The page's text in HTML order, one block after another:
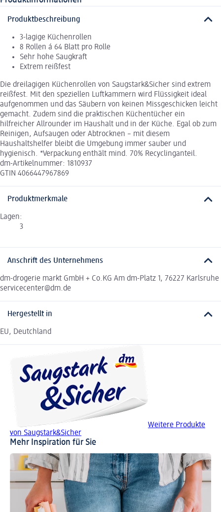
Produktbeschreibung
3-lagige Küchenrollen
8 Rollen á 64 Blatt pro Rolle
Sehr hohe Saugkraft
Extrem reißfest
Die dreilagigen Küchenrollen von Saugstark&Sicher sind extrem
reißfest. Mit den speziellen Luftkammern wird Flüssigkeit ideal
aufgenommen und das Säubern von keinen Missgeschicken leicht
gemacht. Zudem sind die praktischen Küchentücher ein
hilfreicher Allrounder im Haushalt und in der Küche. Egal ob zum
Reinigen, Aufsaugen oder Abtrocknen – mit diesem
Haushaltshelfer bleibt die Umgebung immer sauber und
hygienisch. *Verpackung enthält mind. 70% Recyclinganteil.
dm-Artikelnummer: 1810937
GTIN 4066447967869
Produktmerkmale
Lagen:
3
Anschrift des Unternehmens
dm-drogerie markt GmbH + Co.KG Am dm-Platz 1, 76227 Karlsruhe
servicecenter@dm.de
Hergestellt in
EU, Deutchland
Weitere Produkte
von Saugstark&Sicher
Mehr Inspiration für Sie